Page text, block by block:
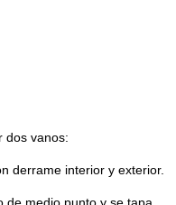
dos vanos:
derrame interior y exterior.